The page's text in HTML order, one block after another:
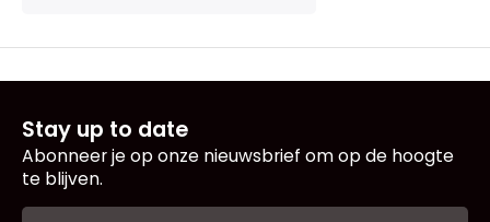
Stay up to date
Abonneer je op onze nieuwsbrief om op de hoogte
te blijven.